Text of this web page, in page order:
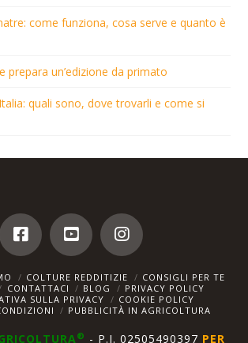
come funziona, cosa serve e quanto è
prepara un’edizione da primato
quali sono, dove trovarli e come si
COLTURE REDDITIZIE
CONSIGLI PER TE
CONTATTACI BLOG
PRIVACY POLICY
SULLA PRIVACY
COOKIE POLICY
PUBBLICITÀ IN AGRICOLTURA
® - P.I. 02505490397 PER